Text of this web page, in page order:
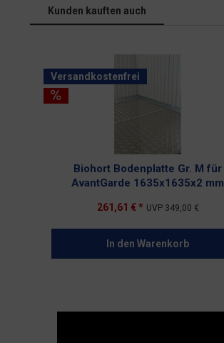
Kunden kauften auch
Versandkostenfrei
Biohort Bodenplatte Gr. M für
AvantGarde 1635x1635x2 mm
261,61 € * UVP 349,00 €
In den Warenkorb